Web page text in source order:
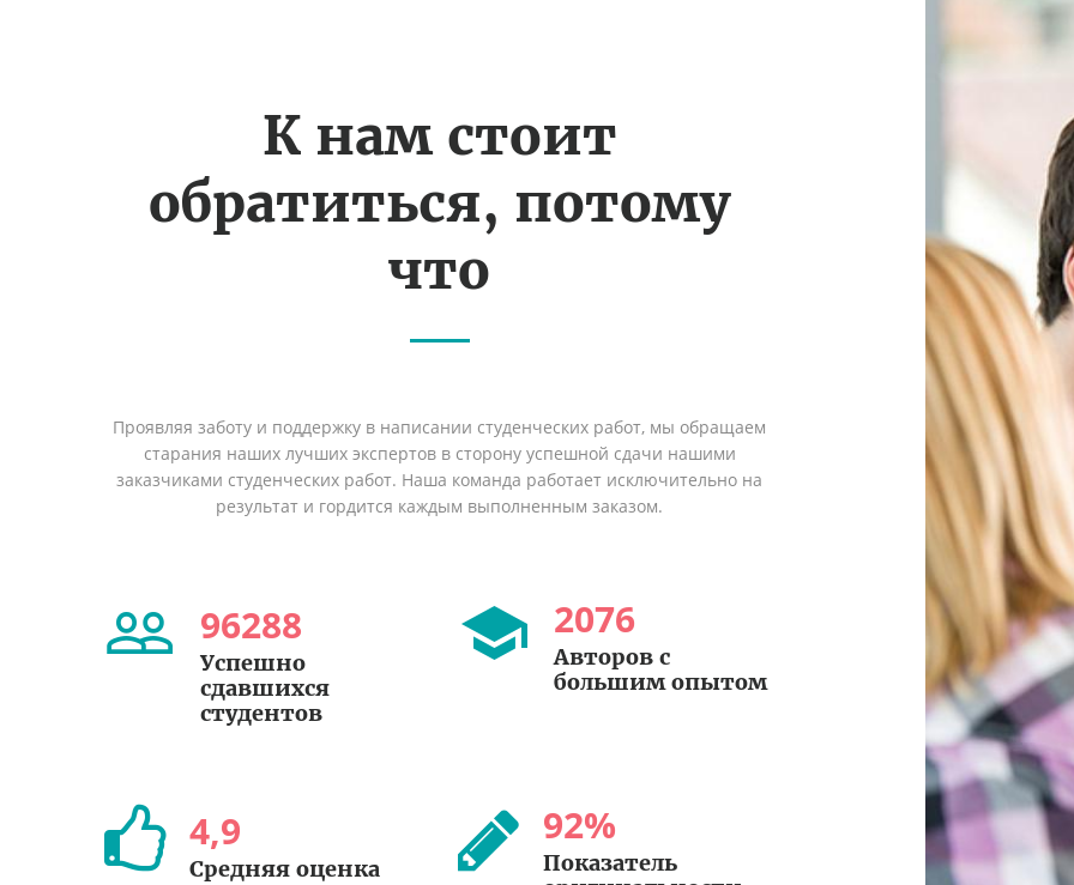
К нам стоит
обратиться, потому
что
Проявляя заботу и поддержку в написании студенческих работ, мы обращаем
старания наших лучших экспертов в сторону успешной сдачи нашими
заказчиками студенческих работ. Наша команда работает исключительно на
результат и гордится каждым выполненным заказом.
96288
Успешно
сдавшихся
студентов
2076
Авторов с
большим опытом
4,9
Средняя оценка
92%
Показатель